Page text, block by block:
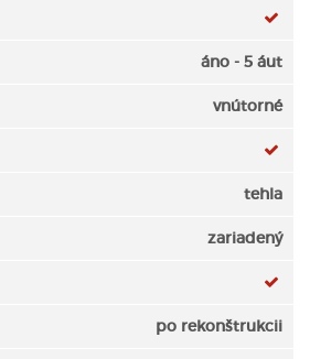
áno - 5 áut
vnútorné
tehla
zariadený
po rekonštrukcii